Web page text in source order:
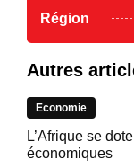
Région
Autres
Economie
L’Afrique se
économiques